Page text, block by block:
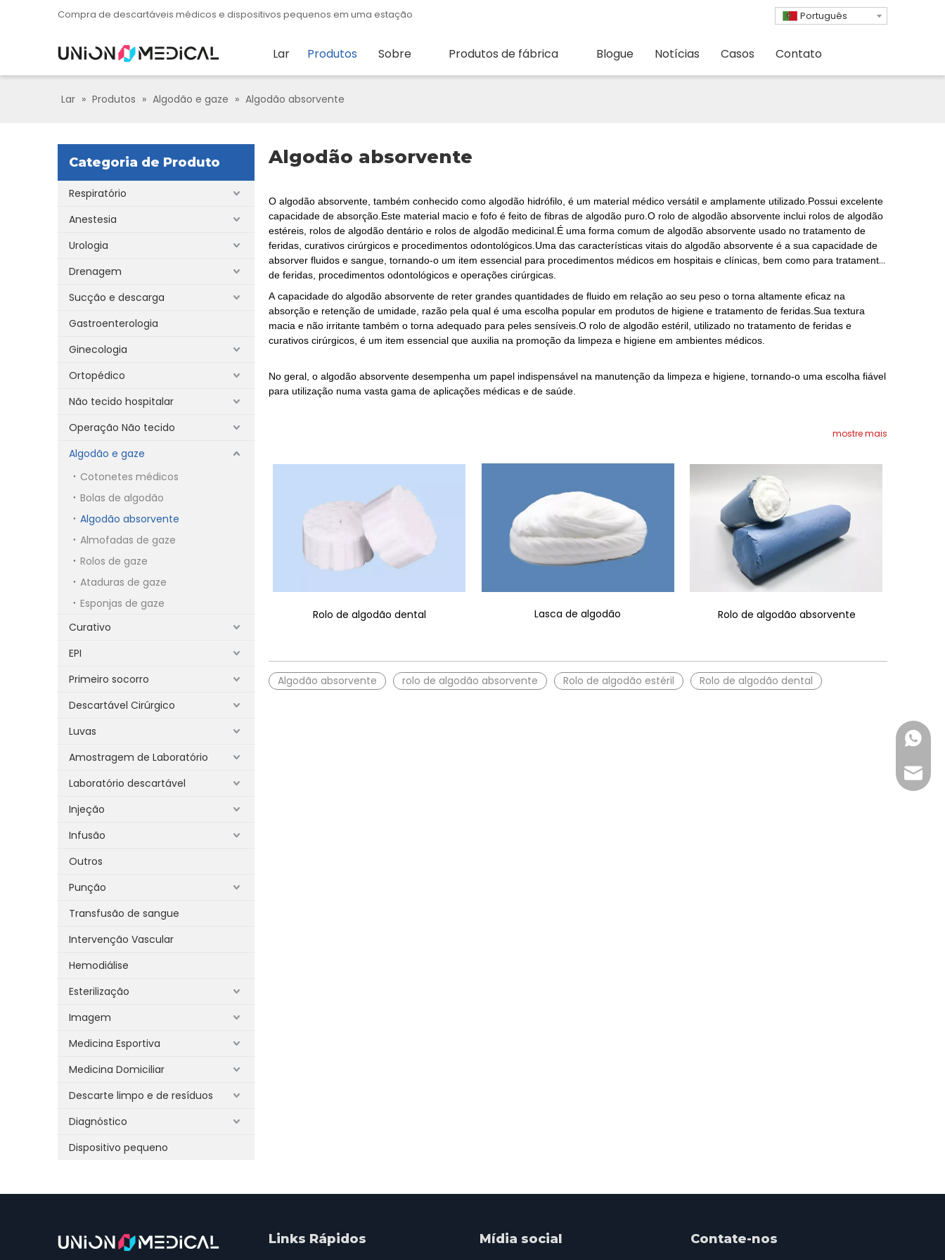
Compra de descartáveis ​​​​médicos e dispositivos pequenos em uma estação Português
Lar Produtos Sobre Produtos de fábrica Blogue Notícias Casos Contato
Lar » Produtos » Algodão e gaze » Algodão absorvente
Categoria de Produto
Respiratório
Anestesia
Urologia
Drenagem
Sucção e descarga
Gastroenterologia
Ginecologia
Ortopédico
Não tecido hospitalar
Operação Não tecido
Algodão e gaze
Cotonetes médicos
Bolas de algodão
Algodão absorvente
Almofadas de gaze
Rolos de gaze
Ataduras de gaze
Esponjas de gaze
Curativo
EPI
Primeiro socorro
Descartável Cirúrgico
Luvas
Amostragem de Laboratório
Laboratório descartável
Injeção
Infusão
Outros
Punção
Transfusão de sangue
Intervenção Vascular
Hemodiálise
Esterilização
Imagem
Medicina Esportiva
Medicina Domiciliar
Descarte limpo e de resíduos
Diagnóstico
Dispositivo pequeno
Algodão absorvente
O algodão absorvente, também conhecido como algodão hidrófilo, é um material médico versátil e amplamente utilizado.Possui excelente
capacidade de absorção.Este material macio e fofo é feito de fibras de algodão puro.O rolo de algodão absorvente inclui rolos de algodão
estéreis, rolos de algodão dentário e rolos de algodão medicinal.É uma forma comum de algodão absorvente usado no tratamento de
feridas, curativos cirúrgicos e procedimentos odontológicos.Uma das características vitais do algodão absorvente é a sua capacidade de
absorver fluidos e sangue, tornando-o um item essencial para procedimentos médicos em hospitais e clínicas, bem como para tratamento
de feridas, procedimentos odontológicos e operações cirúrgicas.
A capacidade do algodão absorvente de reter grandes quantidades de fluido em relação ao seu peso o torna altamente eficaz na
absorção e retenção de umidade, razão pela qual é uma escolha popular em produtos de higiene e tratamento de feridas.Sua textura
macia e não irritante também o torna adequado para peles sensíveis.O rolo de algodão estéril, utilizado no tratamento de feridas e
curativos cirúrgicos, é um item essencial que auxilia na promoção da limpeza e higiene em ambientes médicos.
No geral, o algodão absorvente desempenha um papel indispensável na manutenção da limpeza e higiene, tornando-o uma escolha fiável
para utilização numa vasta gama de aplicações médicas e de saúde.
mostre mais
Rolo de algodão dental Lasca de algodão Rolo de algodão absorvente
Algodão absorvente rolo de algodão absorvente Rolo de algodão estéril Rolo de algodão dental
Links Rápidos Mídia social Contate-nos
+86-